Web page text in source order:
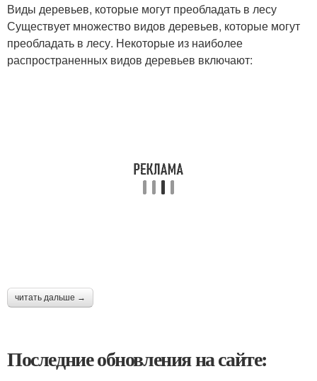
Виды деревьев, которые могут преобладать в лесу
Существует множество видов деревьев, которые могут
преобладать в лесу. Некоторые из наиболее
распространенных видов деревьев включают:
читать дальше →
Последние обновления на сайте: